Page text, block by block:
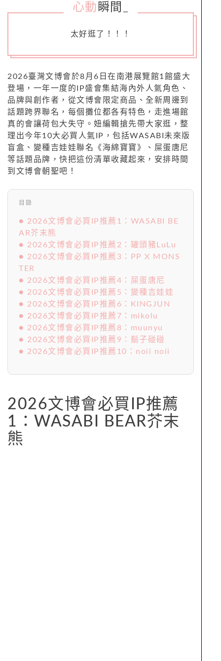
心動 瞬間
太好逛了！！！
2026臺灣文博會於8月6日在南港展覽館1館盛大
登場，一年一度的IP盛會集結海內外人氣角色、
品牌與創作者，從文博會限定商品、全新周邊到
話題跨界聯名，每個攤位都各有特色，走進場館
真的會讓荷包大失守。妞編輯搶先帶大家逛，整
理出今年10大必買人氣IP，包括WASABI未來版
盲盒、變種吉娃娃聯名《海綿寶寶》、屎蛋唐尼
等話題品牌，快把這份清單收藏起來，安排時間
到文博會朝聖吧！
目錄
● 2026文博會必買IP推薦1：WASABI BE
AR芥末熊
● 2026文博會必買IP推薦2：罐頭豬LuLu
● 2026文博會必買IP推薦3：PP X MONS
TER
● 2026文博會必買IP推薦4：屎蛋唐尼
● 2026文博會必買IP推薦5：變種吉娃娃
● 2026文博會必買IP推薦6：KINGJUN
● 2026文博會必買IP推薦7：mikolu
● 2026文博會必買IP推薦8：muunyu
● 2026文博會必買IP推薦9：鬍子碰碰
● 2026文博會必買IP推薦10：noii noii
2026文博會必買IP推薦
1：WASABI BEAR芥末
熊